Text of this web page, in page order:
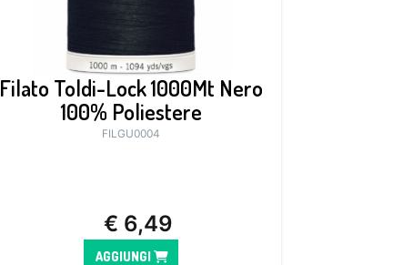
Filato Toldi-Lock 1000Mt Nero
100% Poliestere
FILGU0004
€ 6,49
AGGIUNGI